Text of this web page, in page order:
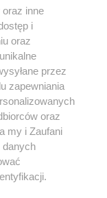
Kontakt
Katalog firm
inne
i
oraz
przez
zapewniania
oraz
my i Zaufani
danych